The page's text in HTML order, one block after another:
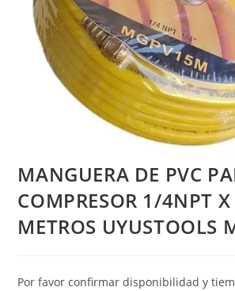
MANGUERA DE PVC
COMPRESOR 1/4NPT
METROS UYUSTOOLS
Por favor confirmar disponibilidad y